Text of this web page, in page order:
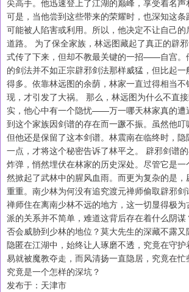
尖高手。他迅速登上了江湖的巅峰，享受着名声
可是，当他尝到这些带来的荣耀时，也深知这
可能被人陷害或利用。所以，他决定不让自己
道路。 为了保全家族，林远图藏起了真正的辟
式传了下来，但却不教最关键的一招——自宫。
的剑法并不如正宗辟邪剑法那样威猛，但比起
得多。依靠林远图的余荫，林家一直过得相当不
现，才引发了大祸。 那么，林远图为什么不直
实，他心中有一个隐忧——万一哪天林家真的遭
到这个家族因剑谱的存在而一蹶不振。虽然他叮
但他还是保留了这本剑谱。林震南在临终时，
一点，才将这个秘密告诉了林平之。 辟邪剑谱
炸弹，悄然埋伏在林家的历史深处。尽管它是
然掀起了武林中的腥风血雨。而更为复杂的是
重重。南少林为何没有追究渡元禅师偷取辟邪
禅师住在离南少林不远的地方，这一切显得极
派的关系并不简单，难道这背后存在着什么阴
否会威胁到少林的地位？莫大先生的深藏不露
隐匿在江湖中，始终让人琢磨不透，究竟在守
易就被魔教夺走，而风清扬一直隐居，究竟在忙
究竟是一个怎样的深坑？
发布于：天津市